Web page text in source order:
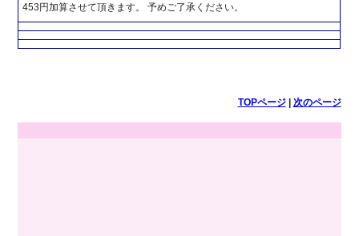
453円加算させて頂きます。 予めご了承ください。
TOPページ| 次のページ